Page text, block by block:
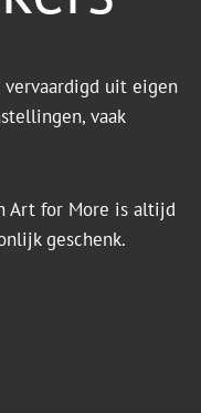
uit eigen
vaak
Art for More is altijd
geschenk.